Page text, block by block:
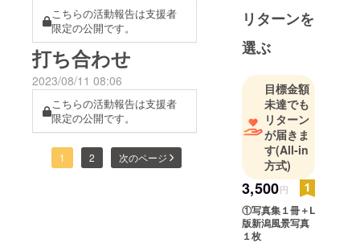
こちらの活動報告は支援者
限定の公開です。
打ち合わせ
2023/08/11 08:06
こちらの活動報告は支援者
限定の公開です。
1 2 次のページ
リターンを
選ぶ
目標金額
未達でも
リターン
が届きま
す(All-in
方式)
3,500円
①写真集１冊＋L
版新潟風景写真
１枚